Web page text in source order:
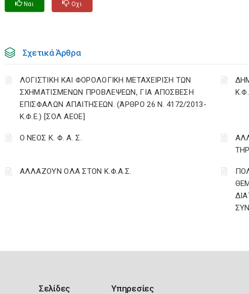
Ναι Οχι
Σχετικά Άρθρα
ΛΟΓΙΣΤΙΚΗ ΚΑΙ ΦΟΡΟΛΟΓΙΚΗ ΜΕΤΑΧΕΙΡΙΣΗ ΤΩΝ
ΣΧΗΜΑΤΙΣΜΕΝΩΝ ΠΡΟΒΛΕΨΕΩΝ, ΓΙΑ ΑΠΟΣΒΕΣΗ
ΕΠΙΣΦΑΛΩΝ ΑΠΑΙΤΗΣΕΩΝ. (ΆΡΘΡΟ 26 Ν. 4172/2013-
Κ.Φ.Ε.) [ΣΟΛ ΑΕΟΕ]
Ο ΝΕΟΣ Κ. Φ. Α. Σ.
ΑΛΛΑΖΟΥΝ ΟΛΑ ΣΤΟΝ Κ.Φ.Α.Σ.
Σελίδες Υπηρεσίες